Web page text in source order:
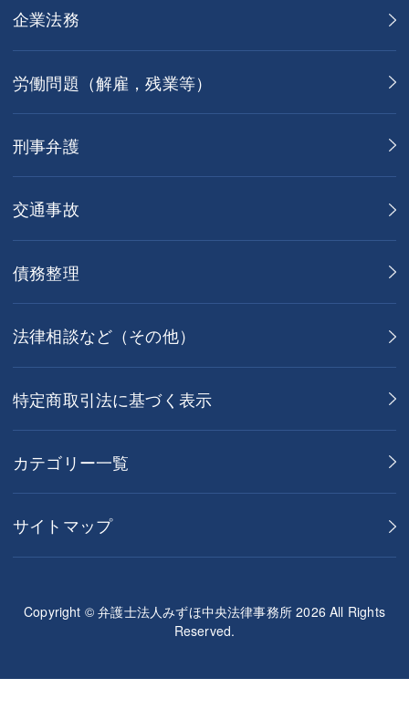
企業法務
労働問題（解雇，残業等）
刑事弁護
交通事故
債務整理
法律相談など（その他）
特定商取引法に基づく表示
カテゴリー一覧
サイトマップ
Copyright © 弁護士法人みずほ中央法律事務所 2026 All Rights
Reserved.